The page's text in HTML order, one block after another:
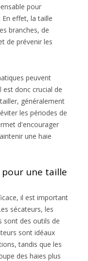
pour
effet, la taille
branches, de
de prévenir les
peuvent
est donc crucial de
généralement
les périodes de
d'encourager
une haie
pour une taille
il est important
sécateurs, les
sont des outils de
sont idéaux
tandis que les
des haies plus